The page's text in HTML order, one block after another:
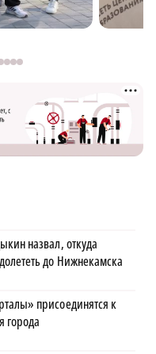
назвал, откуда
до Нижнекамска
присоединятся к
города